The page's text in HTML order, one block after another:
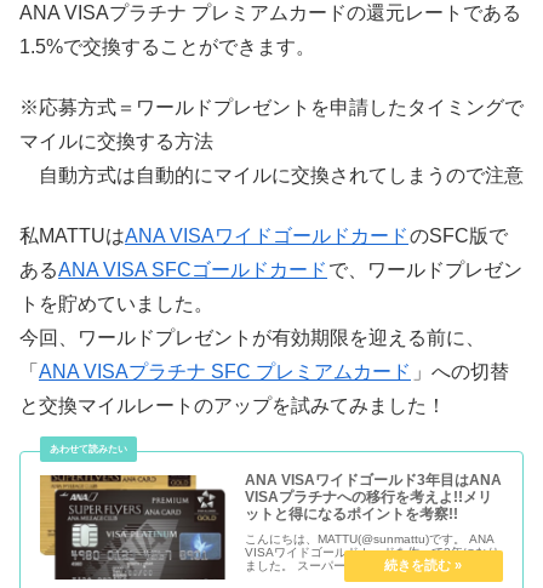
ANA VISAプラチナ プレミアムカードの還元レートである
1.5%で交換することができます。
※応募方式＝ワールドプレゼントを申請したタイミングで
マイルに交換する方法
自動方式は自動的にマイルに交換されてしまうので注意
私MATTUはANA VISAワイドゴールドカードのSFC版で
あるANA VISA SFCゴールドカード で、ワールドプレゼン
トを貯めていました。
今回、ワールドプレゼントが有効期限を迎える前に、
「 ANA VISAプラチナ SFC プレミアムカード 」への切替
と交換マイルレートのアップを試みてみました！
ANA VISAワイドゴールド3年目はANA
VISAプラチナへの移行を考えよ!!メリ
ットと得になるポイントを考察!!
こんにちは、MATTU(@sunmattu)です。 ANA
VISAワイドゴールドカードを作って3年になり
ました。 スーパーフライヤーズカード(SFC)に
移行していますが、還元率で言えば事実上同じ